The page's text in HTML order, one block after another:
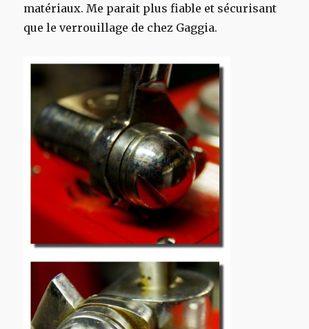
matériaux. Me parait plus fiable et sécurisant
que le verrouillage de chez Gaggia.